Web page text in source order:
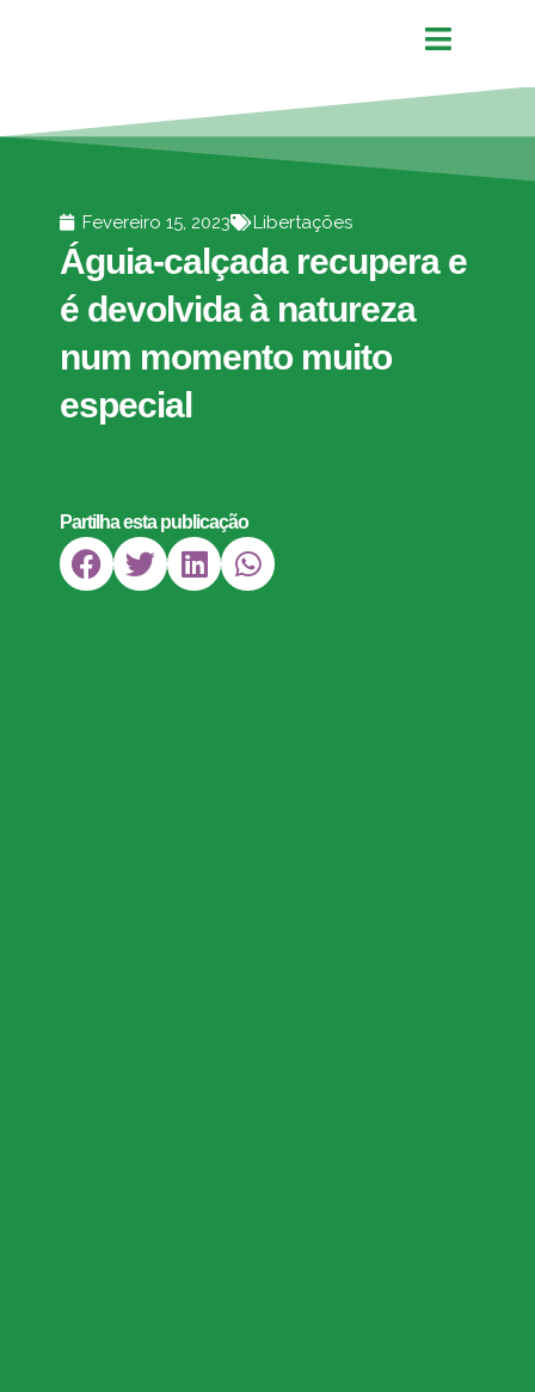
Fevereiro 15, 2023 Libertações
Águia-calçada recupera e
é devolvida à natureza
num momento muito
especial
Partilha esta publicação